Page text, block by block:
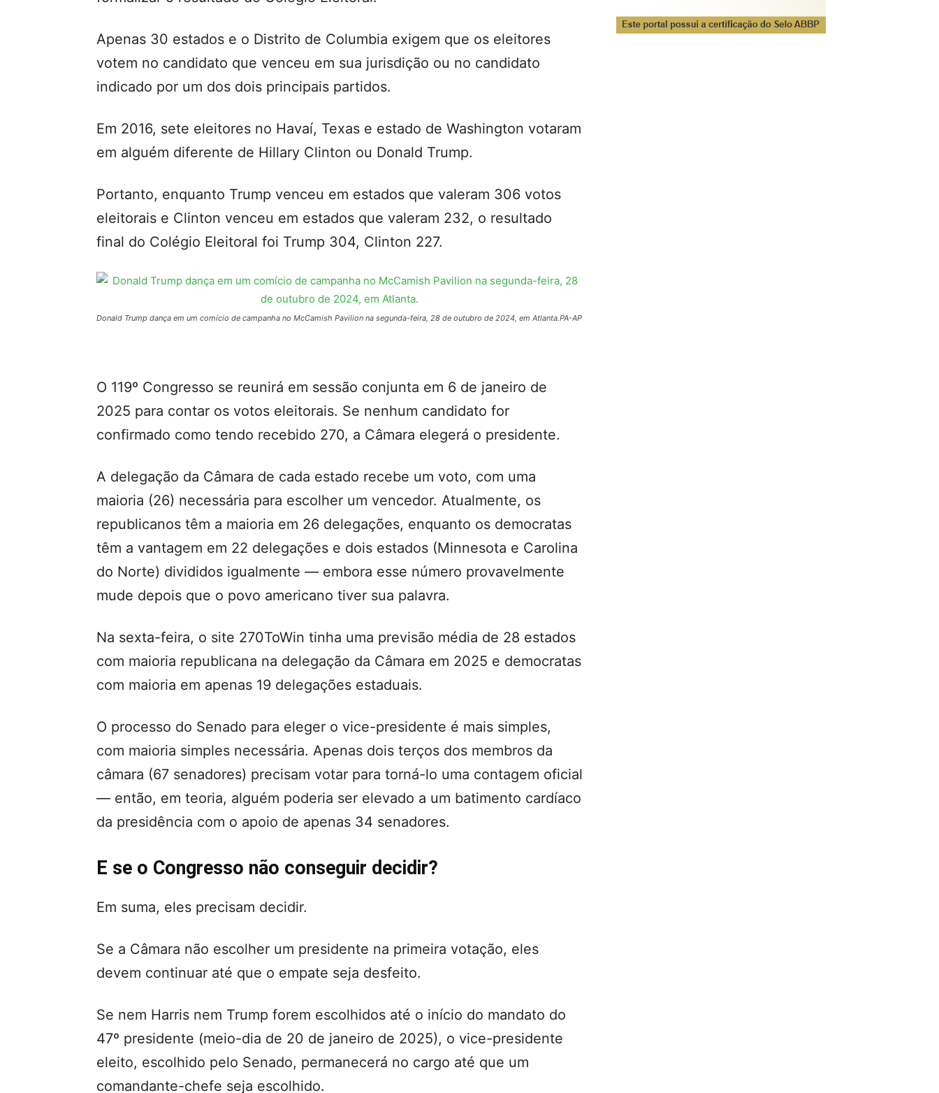
Apenas 30 estados e o Distrito de Columbia exigem que os eleitores
votem no candidato que venceu em sua jurisdição ou no candidato
indicado por um dos dois principais partidos.
Em 2016, sete eleitores no Havaí, Texas e estado de Washington votaram
em alguém diferente de Hillary Clinton ou Donald Trump.
Portanto, enquanto Trump venceu em estados que valeram 306 votos
eleitorais e Clinton venceu em estados que valeram 232, o resultado
final do Colégio Eleitoral foi Trump 304, Clinton 227.
Donald Trump dança em um comício de campanha no McCamish Pavilion na segunda-feira, 28 de outubro de 2024, em Atlanta.PA-AP
O 119º Congresso se reunirá em sessão conjunta em 6 de janeiro de
2025 para contar os votos eleitorais. Se nenhum candidato for
confirmado como tendo recebido 270, a Câmara elegerá o presidente.
A delegação da Câmara de cada estado recebe um voto, com uma
maioria (26) necessária para escolher um vencedor. Atualmente, os
republicanos têm a maioria em 26 delegações, enquanto os democratas
têm a vantagem em 22 delegações e dois estados (Minnesota e Carolina
do Norte) divididos igualmente — embora esse número provavelmente
mude depois que o povo americano tiver sua palavra.
Na sexta-feira, o site 270ToWin tinha uma previsão média de 28 estados
com maioria republicana na delegação da Câmara em 2025 e democratas
com maioria em apenas 19 delegações estaduais.
O processo do Senado para eleger o vice-presidente é mais simples,
com maioria simples necessária. Apenas dois terços dos membros da
câmara (67 senadores) precisam votar para torná-lo uma contagem oficial
— então, em teoria, alguém poderia ser elevado a um batimento cardíaco
da presidência com o apoio de apenas 34 senadores.
E se o Congresso não conseguir decidir?
Em suma, eles precisam decidir.
Se a Câmara não escolher um presidente na primeira votação, eles
devem continuar até que o empate seja desfeito.
Se nem Harris nem Trump forem escolhidos até o início do mandato do
47º presidente (meio-dia de 20 de janeiro de 2025), o vice-presidente
eleito, escolhido pelo Senado, permanecerá no cargo até que um
comandante-chefe seja escolhido.